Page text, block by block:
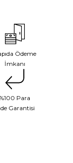
Ödeme
İmkanı
%100 Para
Garantisi